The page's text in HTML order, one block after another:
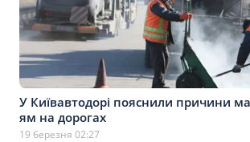
У Київавтодорі пояснили причини
ям на дорогах
19 березня 02:27